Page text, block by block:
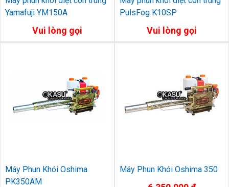
Yamafuji YM150A
Vui lòng gọi
PulsFog K10SP
Vui lòng gọi
Máy Phun Khói Oshima
PK350AM
Máy Phun Khói Oshima 350